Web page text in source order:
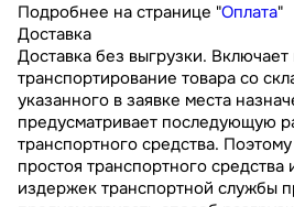
Подробнее на странице "Оплата"
Доставка
Доставка без выгрузки. Включает
транспортирование товара со
указанного в заявке места
предусматривает последующую
транспортного средства.
простоя транспортного средства
издержек транспортной службы